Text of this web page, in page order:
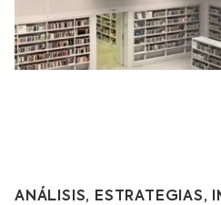
ANÁLISIS, ESTRATEGIAS,